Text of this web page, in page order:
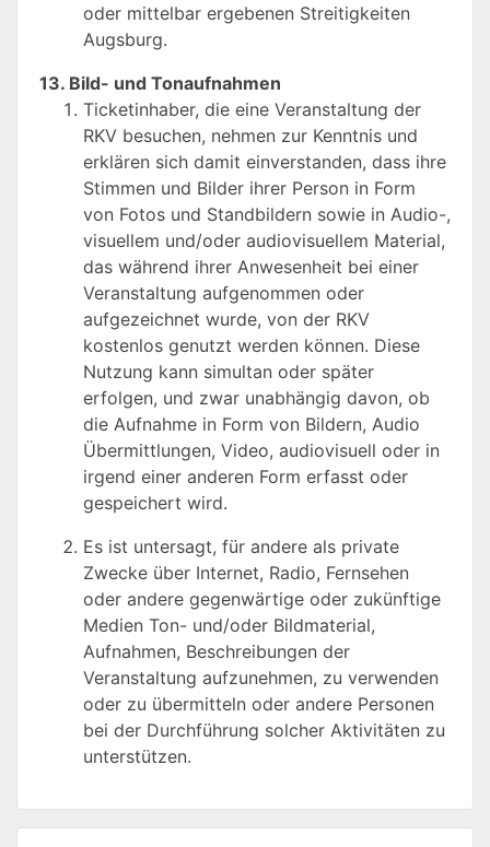
oder mittelbar ergebenen Streitigkeiten
Augsburg.
13. Bild- und Tonaufnahmen
Ticketinhaber, die eine Veranstaltung der
RKV besuchen, nehmen zur Kenntnis und
erklären sich damit einverstanden, dass ihre
Stimmen und Bilder ihrer Person in Form
von Fotos und Standbildern sowie in Audio-,
visuellem und/oder audiovisuellem Material,
das während ihrer Anwesenheit bei einer
Veranstaltung aufgenommen oder
aufgezeichnet wurde, von der RKV
kostenlos genutzt werden können. Diese
Nutzung kann simultan oder später
erfolgen, und zwar unabhängig davon, ob
die Aufnahme in Form von Bildern, Audio
Übermittlungen, Video, audiovisuell oder in
irgend einer anderen Form erfasst oder
gespeichert wird.
Es ist untersagt, für andere als private
Zwecke über Internet, Radio, Fernsehen
oder andere gegenwärtige oder zukünftige
Medien Ton- und/oder Bildmaterial,
Aufnahmen, Beschreibungen der
Veranstaltung aufzunehmen, zu verwenden
oder zu übermitteln oder andere Personen
bei der Durchführung solcher Aktivitäten zu
unterstützen.